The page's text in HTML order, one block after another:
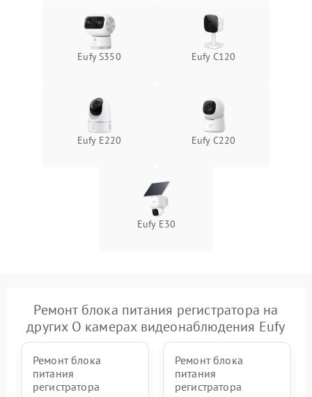
Eufy S350 Eufy C120
Eufy E220 Eufy C220
Eufy E30
Ремонт блока питания регистратора на
других О камерах видеонаблюдения Eufy
Ремонт блока
питания
регистратора
Ремонт блока
питания
регистратора